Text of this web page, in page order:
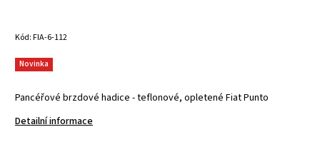
Kód:FIA-6-112
Pancéřové brzdové hadice - teflonové, opletené Fiat Punto
Detailní informace
Novinka